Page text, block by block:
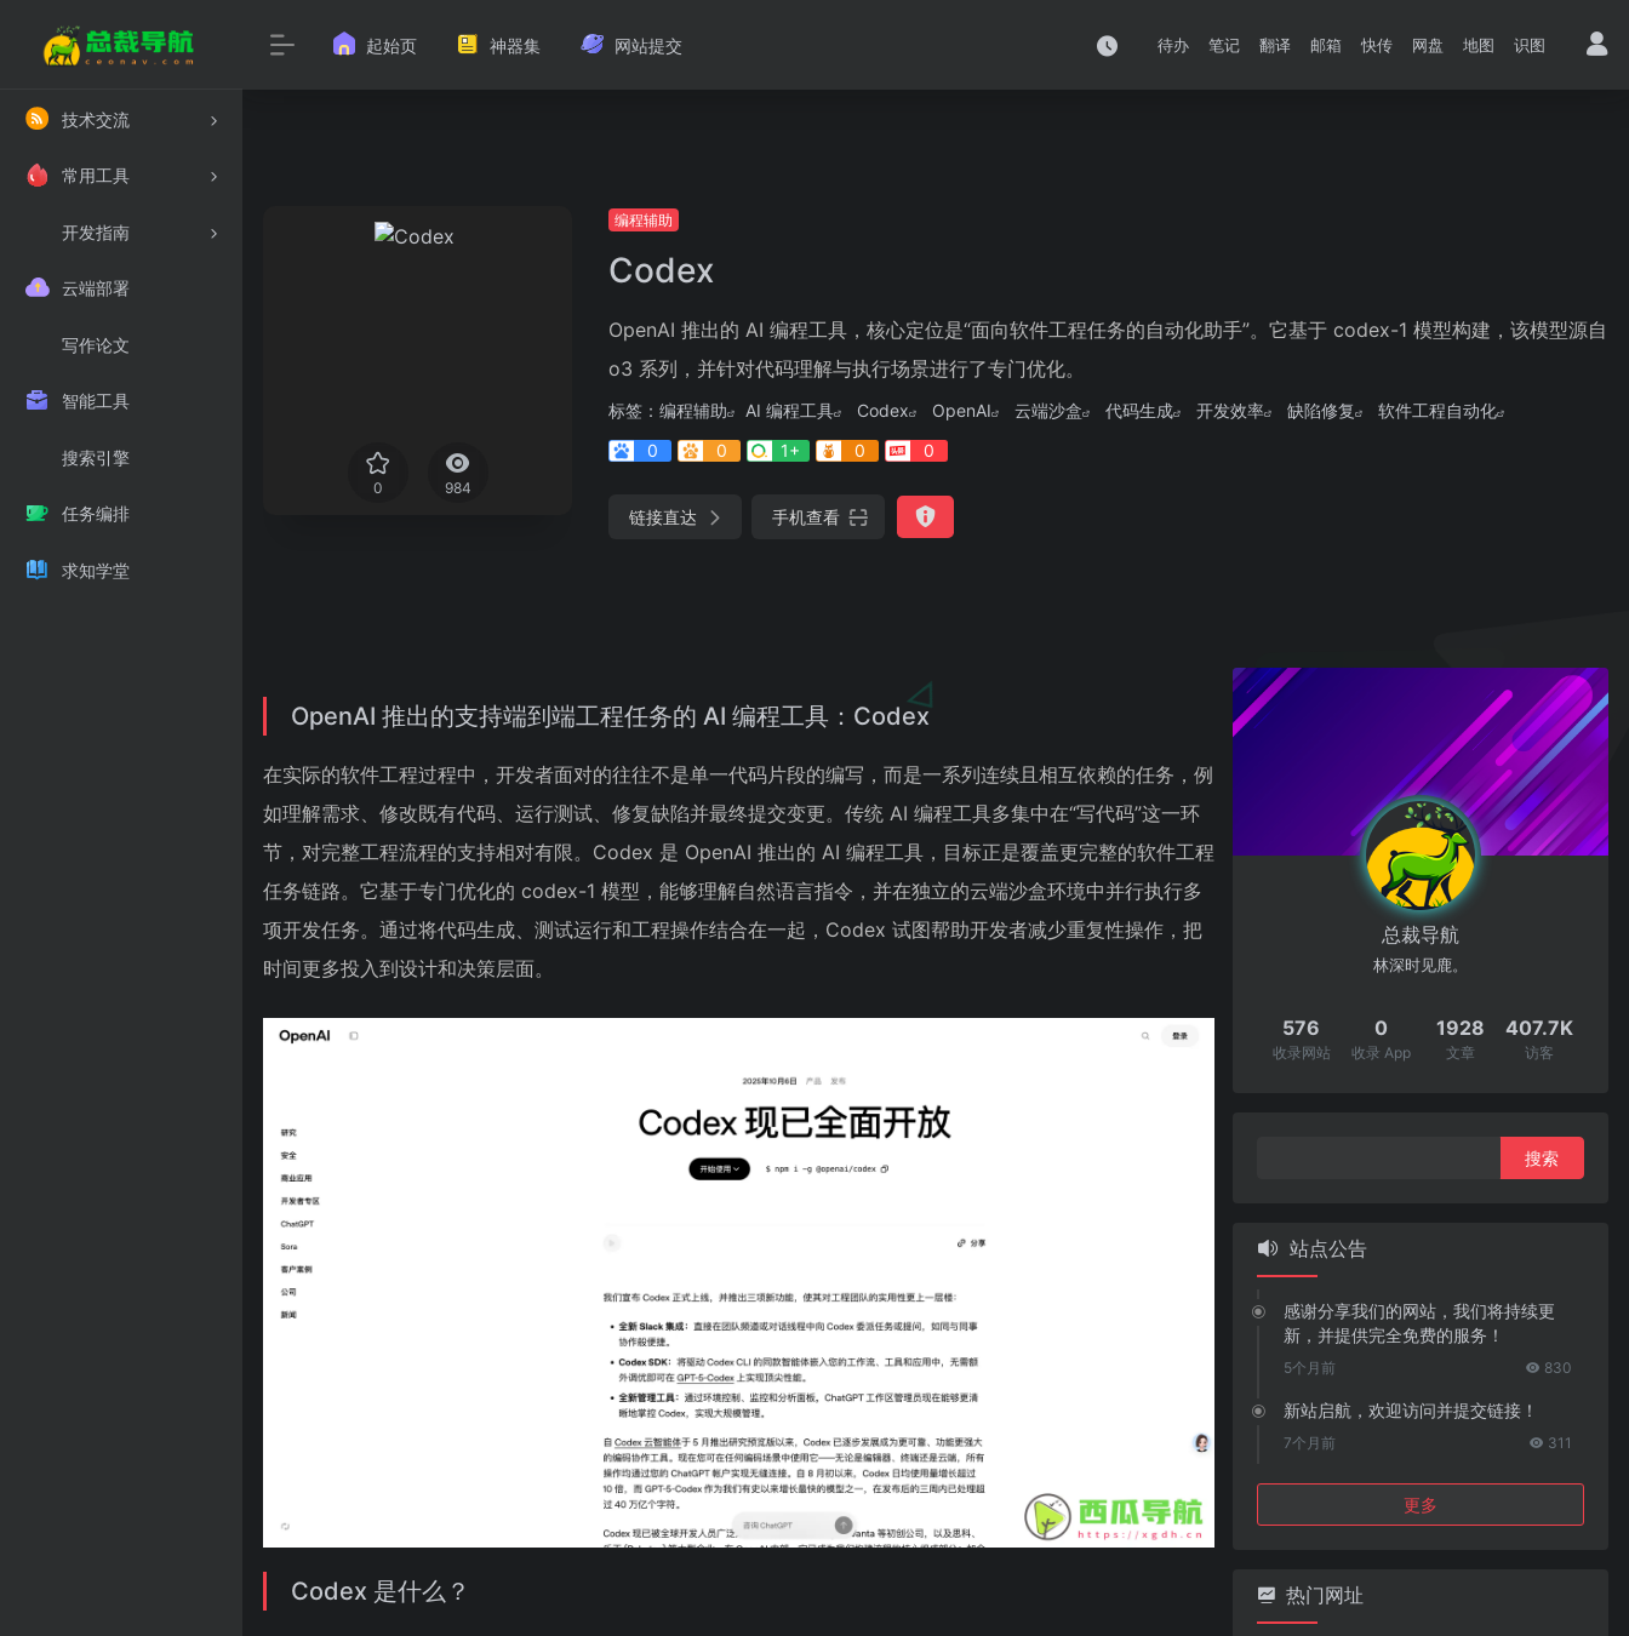
技术交流
常用工具
开发指南
云端部署
写作论文
智能工具
搜索引擎
任务编排
求知学堂
起始页 神器集 网站提交 待办 笔记 翻译 邮箱 快传 网盘 地图 识图
0 984
编程辅助
Codex
OpenAI 推出的 AI 编程工具，核心定位是“面向软件工程任务的自动化助手”。它基于 codex-1 模型构建，该模型源自
o3 系列，并针对代码理解与执行场景进行了专门优化。
标签： 编程辅助 AI 编程工具 Codex OpenAI 云端沙盒 代码生成 开发效率 缺陷修复
软件工程自动化
0
0 1+ 0 0
链接直达 手机查看
OpenAI 推出的支持端到端工程任务的 AI 编程工具：Codex
在实际的软件工程过程中，开发者面对的往往不是单一代码片段的编写，而是一系列连续且相互依赖的任务，例
如理解需求、修改既有代码、运行测试、修复缺陷并最终提交变更。传统 AI 编程工具多集中在“写代码”这一环
节，对完整工程流程的支持相对有限。Codex 是 OpenAI 推出的 AI 编程工具，目标正是覆盖更完整的软件工程
任务链路。它基于专门优化的 codex-1 模型，能够理解自然语言指令，并在独立的云端沙盒环境中并行执行多
项开发任务。通过将代码生成、测试运行和工程操作结合在一起，Codex 试图帮助开发者减少重复性操作，把
时间更多投入到设计和决策层面。
Codex 是什么？
总裁导航
林深时见鹿。
576
收录网站
0
收录 App
1928
文章
407.7K
访客
站点公告
感谢分享我们的网站，我们将持续更
新，并提供完全免费的服务！
5个月前 830
新站启航，欢迎访问并提交链接！
7个月前 311
更多
热门网址